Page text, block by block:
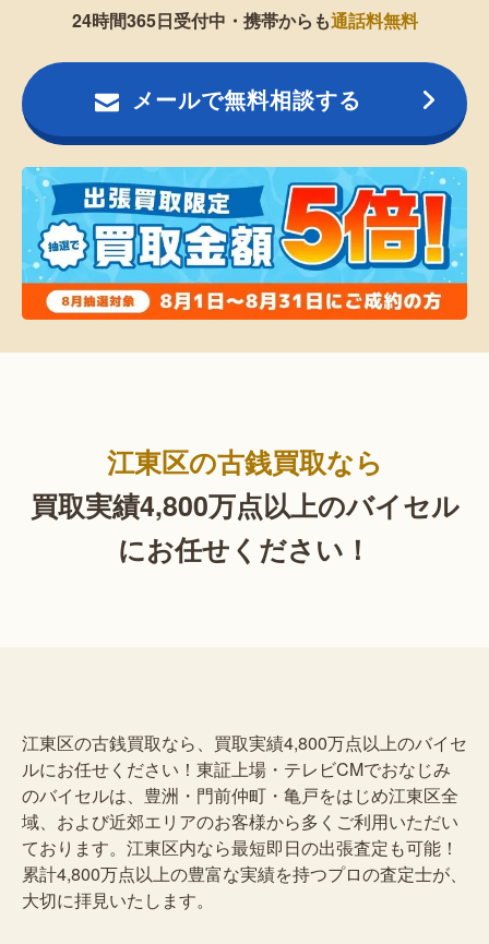
24時間365日受付中・携帯からも通話料無料
メールで無料相談する
江東区の古銭買取なら
買取実績4,800万点以上のバイセル
にお任せください！
江東区の古銭買取なら、買取実績4,800万点以上のバイセ
ルにお任せください！東証上場・テレビCMでおなじみ
のバイセルは、豊洲・門前仲町・亀戸をはじめ江東区全
域、および近郊エリアのお客様から多くご利用いただい
ております。江東区内なら最短即日の出張査定も可能！
累計4,800万点以上の豊富な実績を持つプロの査定士が、
大切に拝見いたします。